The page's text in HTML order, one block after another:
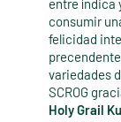
entre índica
consumir
felicidad
variedades
SCROG
Holy Grail